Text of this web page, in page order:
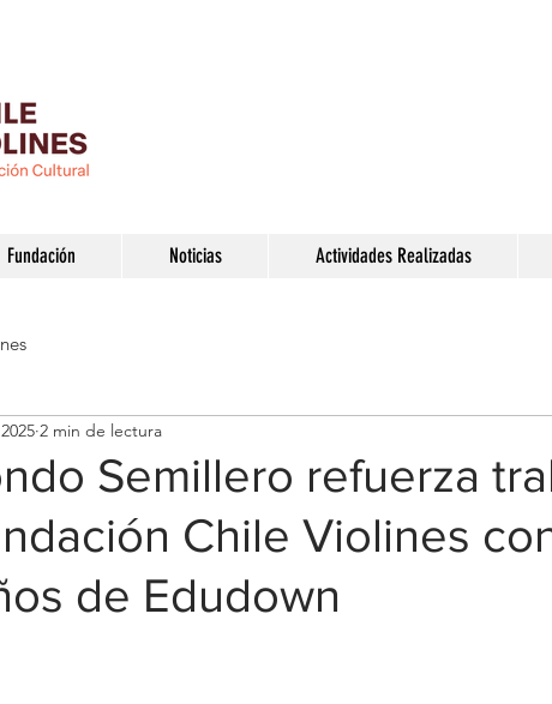
Fundación Noticias Actividades Realizadas
Semillero refuerza
Chile Violines
de Edudown
2 min de lectura